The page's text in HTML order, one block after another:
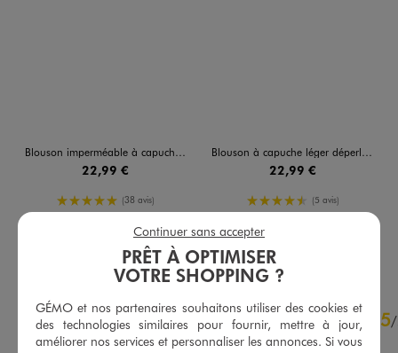
Blouson imperméable à capuche imprimé fille
22,99 €
5/5 de moyenne
(38 avis)
AJOUTERAU PANIER
Blouson à capuche léger déperlant fille
22,99 €
4.5/5 de moyenne
(5 avis)
AJOUTER
5/ 5 5/
Avis vérifié et récompensé
PRÊT À OPTIMISER
VOTRE SHOPPING ?
GÉMO et nos partenaires souhaitons utiliser des cookies et
des technologies similaires pour fournir, mettre à jour,
améliorer nos services et personnaliser les annonces. Si vous
Continuer sans accepter